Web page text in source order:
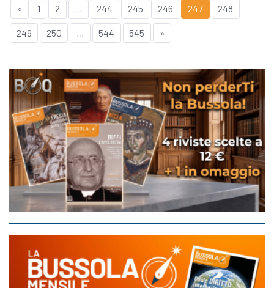
« 1 2 ... 244 245 246 247 248
249 250 544 545 »